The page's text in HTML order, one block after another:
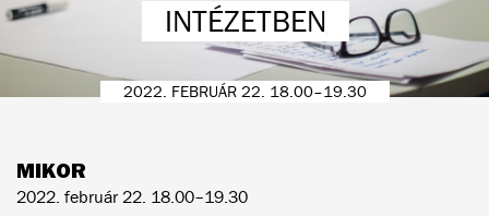
INTÉZETBEN
2022. FEBRUÁR 22. 18.00–19.30
MIKOR
2022. február 22. 18.00–19.30